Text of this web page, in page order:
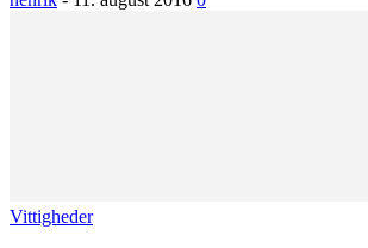
Vittigheder